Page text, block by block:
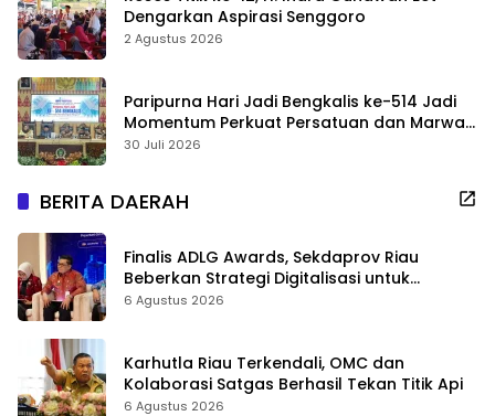
Dengarkan Aspirasi Senggoro
2 Agustus 2026
Paripurna Hari Jadi Bengkalis ke-514 Jadi
Momentum Perkuat Persatuan dan Marwah
Negeri
30 Juli 2026
BERITA DAERAH
Finalis ADLG Awards, Sekdaprov Riau
Beberkan Strategi Digitalisasi untuk
Tingkatkan Layanan Publik
6 Agustus 2026
Karhutla Riau Terkendali, OMC dan
Kolaborasi Satgas Berhasil Tekan Titik Api
6 Agustus 2026